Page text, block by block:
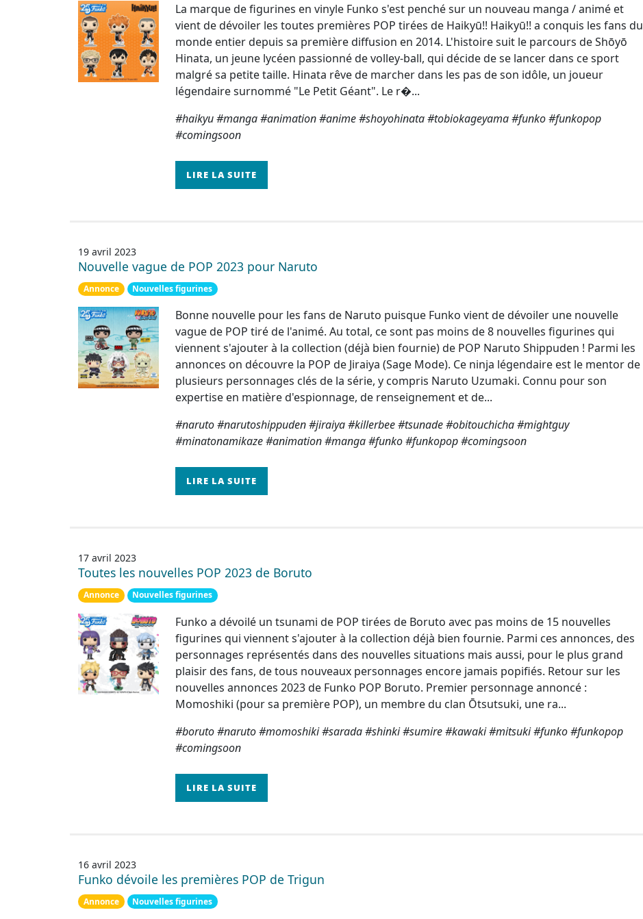
La marque de figurines en vinyle Funko s'est penché sur un nouveau manga / animé et
vient de dévoiler les toutes premières POP tirées de Haikyū!! Haikyū!! a conquis les fans du
monde entier depuis sa première diffusion en 2014. L'histoire suit le parcours de Shōyō
Hinata, un jeune lycéen passionné de volley-ball, qui décide de se lancer dans ce sport
malgré sa petite taille. Hinata rêve de marcher dans les pas de son idôle, un joueur
légendaire surnommé "Le Petit Géant". Le r�...
#haikyu #manga #animation #anime #shoyohinata #tobiokageyama #funko #funkopop
#comingsoon
LIRE LA SUITE
19 avril 2023
Nouvelle vague de POP 2023 pour Naruto
Annonce Nouvelles figurines
Bonne nouvelle pour les fans de Naruto puisque Funko vient de dévoiler une nouvelle
vague de POP tiré de l'animé. Au total, ce sont pas moins de 8 nouvelles figurines qui
viennent s'ajouter à la collection (déjà bien fournie) de POP Naruto Shippuden ! Parmi les
annonces on découvre la POP de Jiraiya (Sage Mode). Ce ninja légendaire est le mentor de
plusieurs personnages clés de la série, y compris Naruto Uzumaki. Connu pour son
expertise en matière d'espionnage, de renseignement et de...
#naruto #narutoshippuden #jiraiya #killerbee #tsunade #obitouchicha #mightguy
#minatonamikaze #animation #manga #funko #funkopop #comingsoon
LIRE LA SUITE
17 avril 2023
Toutes les nouvelles POP 2023 de Boruto
Annonce Nouvelles figurines
Funko a dévoilé un tsunami de POP tirées de Boruto avec pas moins de 15 nouvelles
figurines qui viennent s'ajouter à la collection déjà bien fournie. Parmi ces annonces, des
personnages représentés dans des nouvelles situations mais aussi, pour le plus grand
plaisir des fans, de tous nouveaux personnages encore jamais popifiés. Retour sur les
nouvelles annonces 2023 de Funko POP Boruto. Premier personnage annoncé :
Momoshiki (pour sa première POP), un membre du clan Ōtsutsuki, une ra...
#boruto #naruto #momoshiki #sarada #shinki #sumire #kawaki #mitsuki #funko #funkopop
#comingsoon
LIRE LA SUITE
16 avril 2023
Funko dévoile les premières POP de Trigun
Annonce Nouvelles figurines